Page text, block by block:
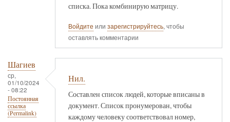
списка. Пока комбинирую матрицу.
Войдите или зарегистрируйтесь, чтобы
оставлять комментарии
Шагиев
ср,
01/10/2024
- 08:22
Постоянная
ссылка
(Permalink)
Нил.
Составлен список людей, которые вписаны в
документ. Список пронумерован, чтобы
каждому человеку соответствовал номер,